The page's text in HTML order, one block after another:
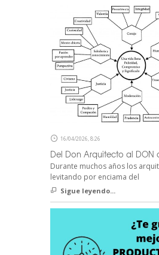
16/04/2026, 8:26
Del Don Arquitecto al DON
Durante muchos años los
levitando por enciama del
Sigue leyendo...